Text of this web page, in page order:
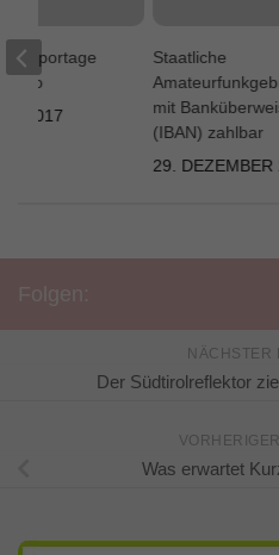
Staatliche
mit
(IBAN) zahlbar
29. DEZEMBER
Reportage
2017
NÄCHSTER
Der Südtirolreflektor
Was erwartet